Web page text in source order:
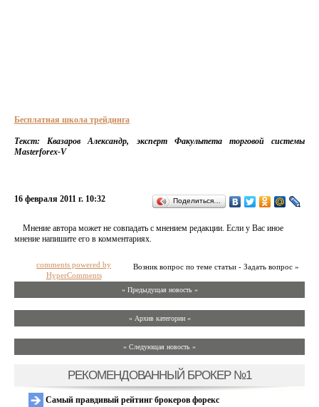
Бесплатная школа трейдинга
Текст: Квазаров Александр, эксперт Факультета торговой системы
Masterforex-V
16 февраля 2011 г. 10:32 Поделиться…
Мнение автора может не совпадать с мнением редакции. Если у Вас иное
мнение напишите его в комментариях.
Возник вопрос по теме статьи - Задать вопрос »
comments powered by
HyperComments
« Предыдущая новость «
» Архив категории «
» Следующая новость »
РЕКОМЕНДОВАННЫЙ БРОКЕР №1
Самый правдивый рейтинг брокеров форекс